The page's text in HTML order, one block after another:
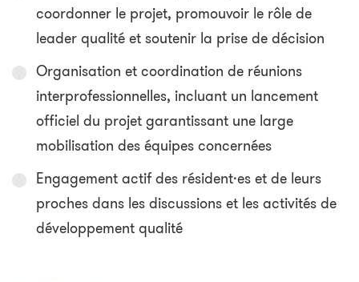
coordonner le projet, promouvoir le rôle de
leader qualité et soutenir la prise de décision
Organisation et coordination de réunions
interprofessionnelles, incluant un lancement
officiel du projet garantissant une large
mobilisation des équipes concernées
Engagement actif des résident·es et de leurs
proches dans les discussions et les activités de
développement qualité